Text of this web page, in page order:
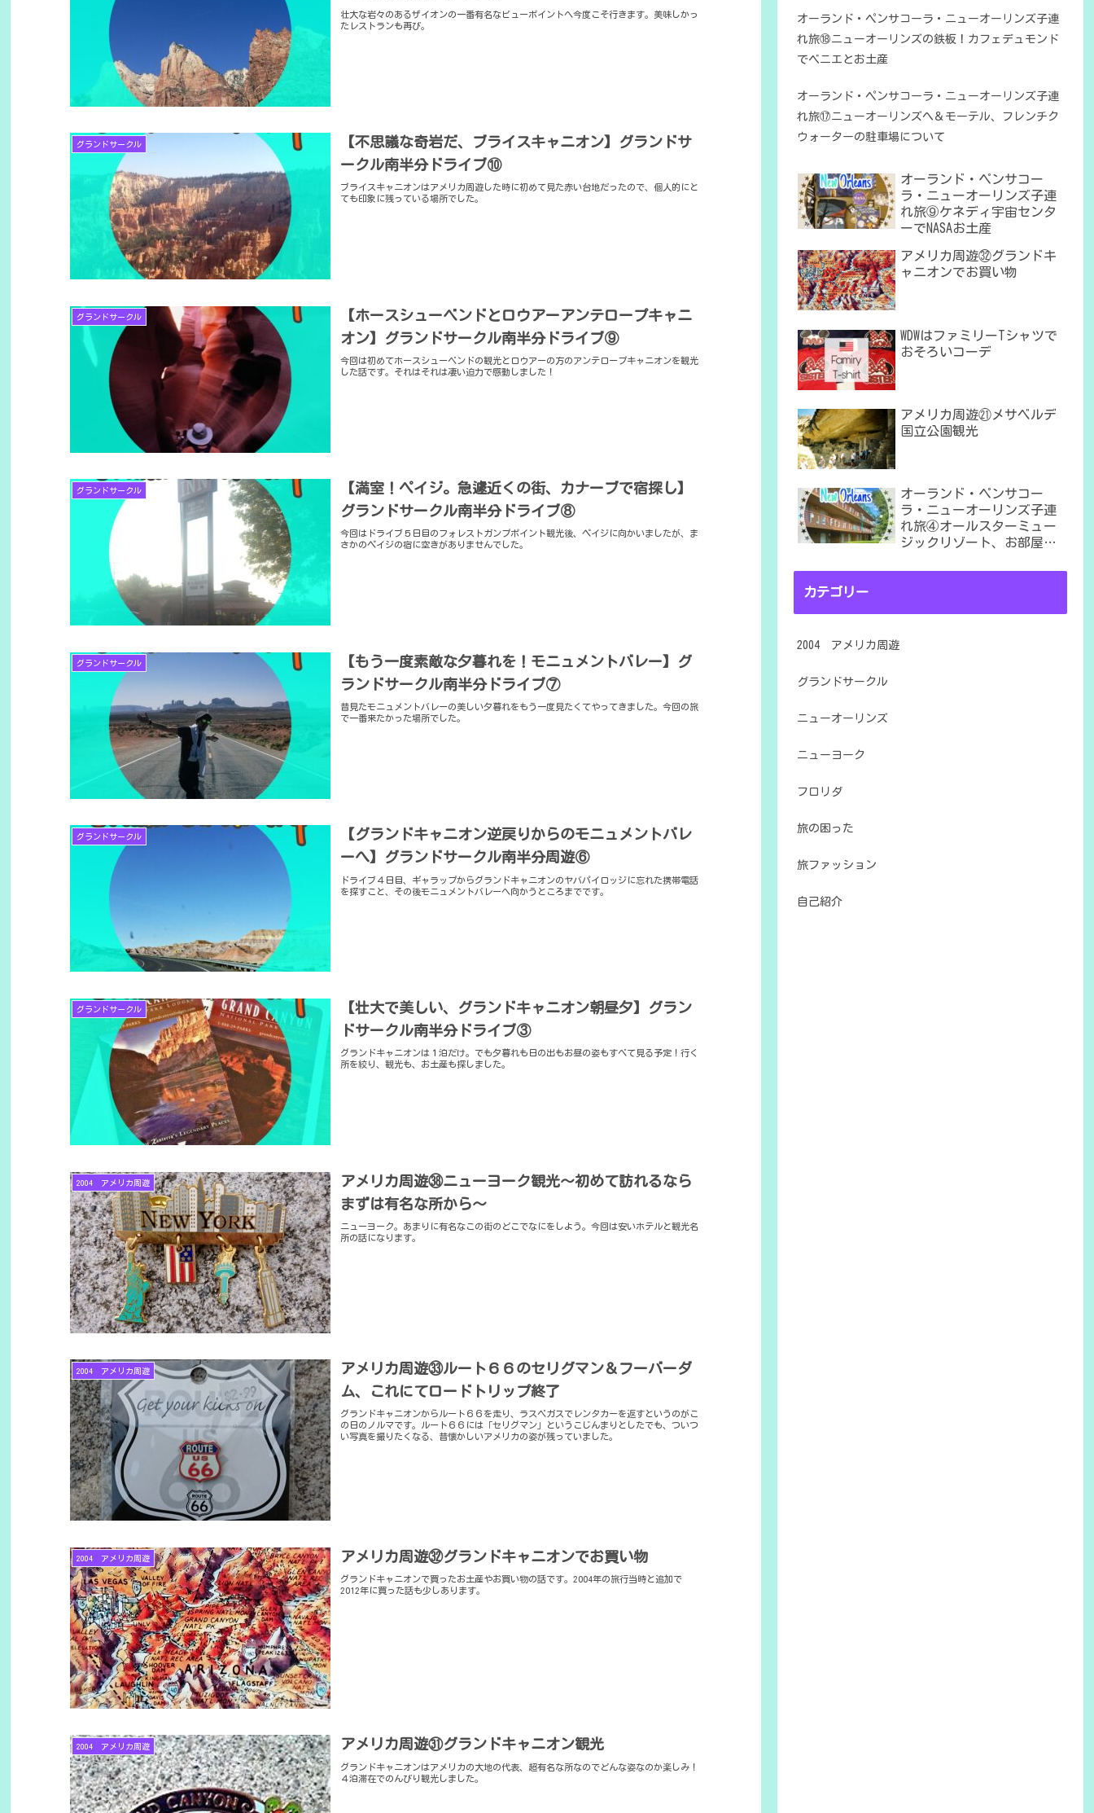
壮大な岩々のあるザイオンの一番有名なビューポイントへ今度こそ行きます。美味しかっ
たレストランも再び。
グランドサークル
【不思議な奇岩だ、ブライスキャニオン】グランドサ
ークル南半分ドライブ⑩
ブライスキャニオンはアメリカ周遊した時に初めて見た赤い台地だったので、個人的にと
ても印象に残っている場所でした。
グランドサークル
【ホースシューベンドとロウアーアンテロープキャニ
オン】グランドサークル南半分ドライブ⑨
今回は初めてホースシューベンドの観光とロウアーの方のアンテロープキャニオンを観光
した話です。それはそれは凄い迫力で感動しました！
グランドサークル
【満室！ペイジ。急遽近くの街、カナーブで宿探し】
グランドサークル南半分ドライブ⑧
今回はドライブ５日目のフォレストガンプポイント観光後、ペイジに向かいましたが、ま
さかのペイジの宿に空きがありませんでした。
グランドサークル
【もう一度素敵な夕暮れを！モニュメントバレー】グ
ランドサークル南半分ドライブ⑦
昔見たモニュメントバレーの美しい夕暮れをもう一度見たくてやってきました。今回の旅
で一番来たかった場所でした。
グランドサークル
【グランドキャニオン逆戻りからのモニュメントバレ
ーへ】グランドサークル南半分周遊⑥
ドライブ４日目、ギャラップからグランドキャニオンのヤバパイロッジに忘れた携帯電話
を探すこと、その後モニュメントバレーへ向かうところまでです。
グランドサークル
【壮大で美しい、グランドキャニオン朝昼夕】グラン
ドサークル南半分ドライブ③
グランドキャニオンは１泊だけ。でも夕暮れも日の出もお昼の姿もすべて見る予定！行く
所を絞り、観光も、お土産も探しました。
2004 アメリカ周遊
アメリカ周遊㊳ニューヨーク観光～初めて訪れるなら
まずは有名な所から～
ニューヨーク。あまりに有名なこの街のどこでなにをしよう。今回は安いホテルと観光名
所の話になります。
2004 アメリカ周遊
アメリカ周遊㉝ルート６６のセリグマン＆フーバーダ
ム、これにてロードトリップ終了
グランドキャニオンからルート６６を走り、ラスベガスでレンタカーを返すというのがこ
の日のノルマです。ルート６６には「セリグマン」というこじんまりとしたでも、ついつ
い写真を撮りたくなる、昔懐かしいアメリカの姿が残っていました。
2004 アメリカ周遊 アメリカ周遊㉜グランドキャニオンでお買い物
グランドキャニオンで買ったお土産やお買い物の話です。2004年の旅行当時と追加で
2012年に買った話も少しあります。
2004 アメリカ周遊 アメリカ周遊㉛グランドキャニオン観光
グランドキャニオンはアメリカの大地の代表、超有名な所なのでどんな姿なのか楽しみ！
４泊滞在でのんびり観光しました。
オーランド・ペンサコーラ・ニューオーリンズ子連
れ旅⑱ニューオーリンズの鉄板！カフェデュモンド
でベニエとお土産
オーランド・ペンサコーラ・ニューオーリンズ子連
れ旅⑰ニューオーリンズへ＆モーテル、フレンチク
ウォーターの駐車場について
オーランド・ペンサコー
ラ・ニューオーリンズ子連
れ旅⑨ケネディ宇宙センタ
ーでNASAお土産
アメリカ周遊㉜グランドキ
ャニオンでお買い物
WDWはファミリーTシャツで
おそろいコーデ
アメリカ周遊㉑メサベルデ
国立公園観光
オーランド・ペンサコー
ラ・ニューオーリンズ子連
れ旅④オールスターミュー
ジックリゾート、お部屋は
カテゴリー
2004 アメリカ周遊
グランドサークル
ニューオーリンズ
ニューヨーク
フロリダ
旅の困った
旅ファッション
自己紹介